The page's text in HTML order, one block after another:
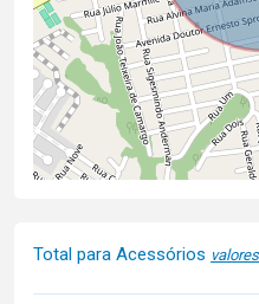
Total para Acessórios